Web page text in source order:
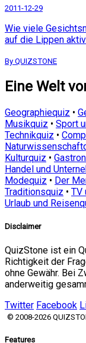
2011-12-29
Wie viele
auf die Lippen
By QUIZSTONE
Eine Welt
Geographiequiz •
Musikquiz • Sport
Technikquiz •
Kulturquiz •
Handel und
Modequiz • Der
Traditionsquiz • TV
Urlaub und
Disclaimer
QuizStone ist ein
Richtigkeit der
ohne Gewähr. Bei
anderweitig
Twitter Facebook
© 2008-2026
Features